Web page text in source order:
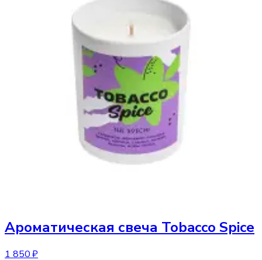
Ароматическая свеча Tobacco Spice
1 850 ₽